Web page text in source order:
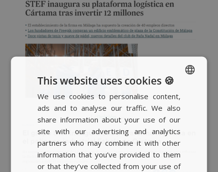
SPANISH
BASQUE
CATALAN
ENGLISH
This website uses cookies 🍪
We use cookies to personalise content,
ads and to analyse our traffic. We also
share information about your use of our
site with our advertising and analytics
partners who may combine it with other
information that you’ve provided to them
or that they’ve collected from your use of